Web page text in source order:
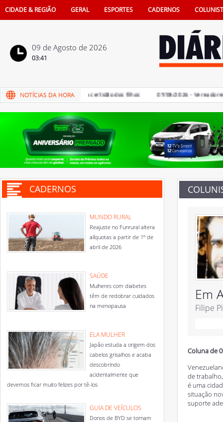
CIDADE & REGIÃO GERAL ESPORTES CADERNOS
09 de Agosto de 2026
03:41
pais na vida e também na certidão dos filhos 07/08/2026 - Vereadores
CADERNOS
MUNDO RURAL
Reajuste no Funrural altera
alíquotas a partir de 1º de
abril de 2026
SAÚDE
Mulheres com diabetes
têm de redobrar cuidados
na menopausa
ELA MULHER
Japão estuda a origem dos
cabelos grisalhos e acaba
descobrindo
acidentalmente que
devemos ficar muito felizes por tê-los
GUIA DE VEÍCULOS
Donos de BYD se tornam
Em
Filipe
Coluna de
de
é uma
situação
suporte